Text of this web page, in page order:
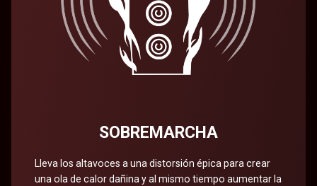
SOBREMARCHA
Lleva los altavoces a una distorsión épica para crear
una ola de calor dañina y al mismo tiempo aumentar la